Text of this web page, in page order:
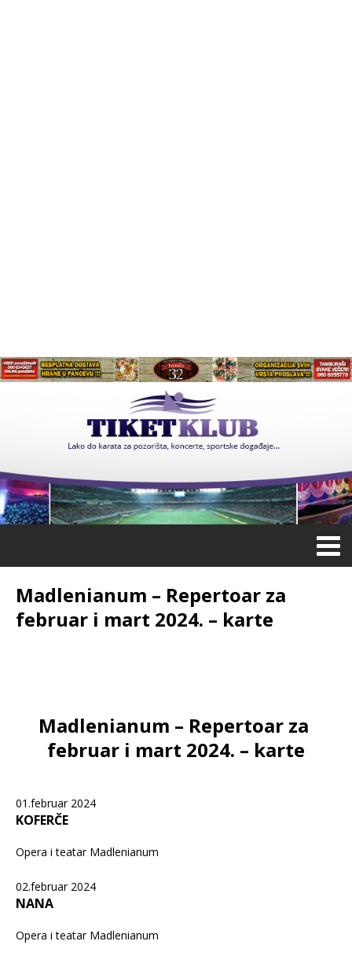
Madlenianum – Repertoar za
februar i mart 2024. – karte
Madlenianum – Repertoar za
februar i mart 2024. – karte
01.februar 2024
KOFERČE
Opera i teatar Madlenianum
02.februar 2024
NANA
Opera i teatar Madlenianum